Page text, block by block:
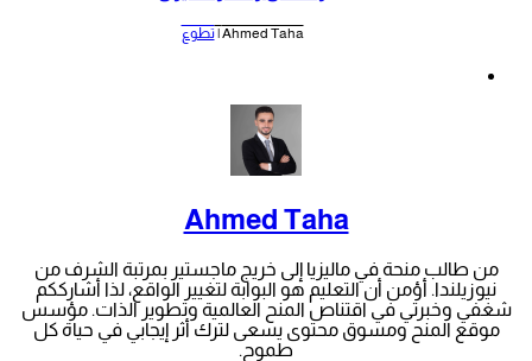
Ahmed Taha | تطوع
Ahmed Taha
من طالب منحة في ماليزيا إلى خريج ماجستير بمرتبة الشرف من
نيوزيلندا. أؤمن أن التعليم هو البوابة لتغيير الواقع، لذا أشارككم
شغفي وخبرتي في اقتناص المنح العالمية وتطوير الذات. مؤسس
موقع المنح ومسوق محتوى يسعى لترك أثر إيجابي في حياة كل
طموح.